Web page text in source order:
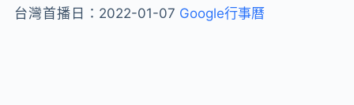
台灣首播日： 2022-01-07 Google行事曆